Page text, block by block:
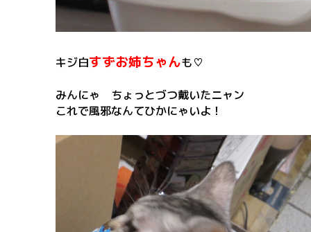
キジ白すずお姉ちゃんも♡
みんにゃ ちょっとづつ戴いたニャン
これで風邪なんてひかにゃいよ！